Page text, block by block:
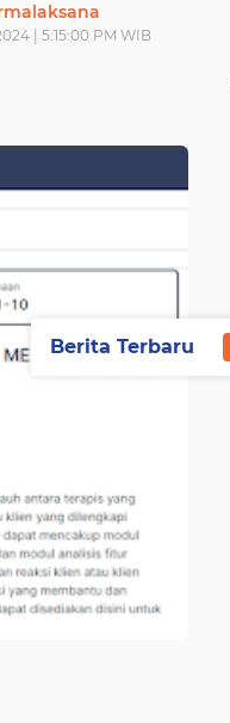
| 5:15:00 PM WIB
Berita Terbaru